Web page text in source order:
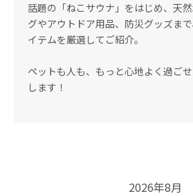
話題の「ねこサウナ」をはじめ、天
グやアウトドア用品、防災グッズま
イテムを厳選してご紹介。
ペットも人も、もっと心地よく過ご
します！
2026年8月